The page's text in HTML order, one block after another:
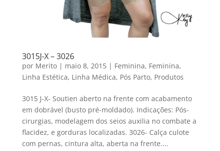
3015J-X – 3026
por Merito| maio 8, 2015| Feminina, Feminina,
Linha Estética, Linha Médica, Pós Parto, Produtos
3015 J-X- Soutien aberto na frente com acabamento
em dobrável (busto pré-moldado). Indicações: Pós-
cirurgias, modelagem dos seios auxilia no combate a
flacidez, e gorduras localizadas. 3026- Calça culote
com pernas, cintura alta, aberta na frente....